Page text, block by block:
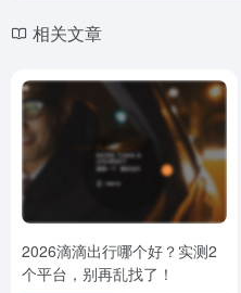
相关文章
2026滴滴出行哪个好？实测2
个平台，别再乱找了！